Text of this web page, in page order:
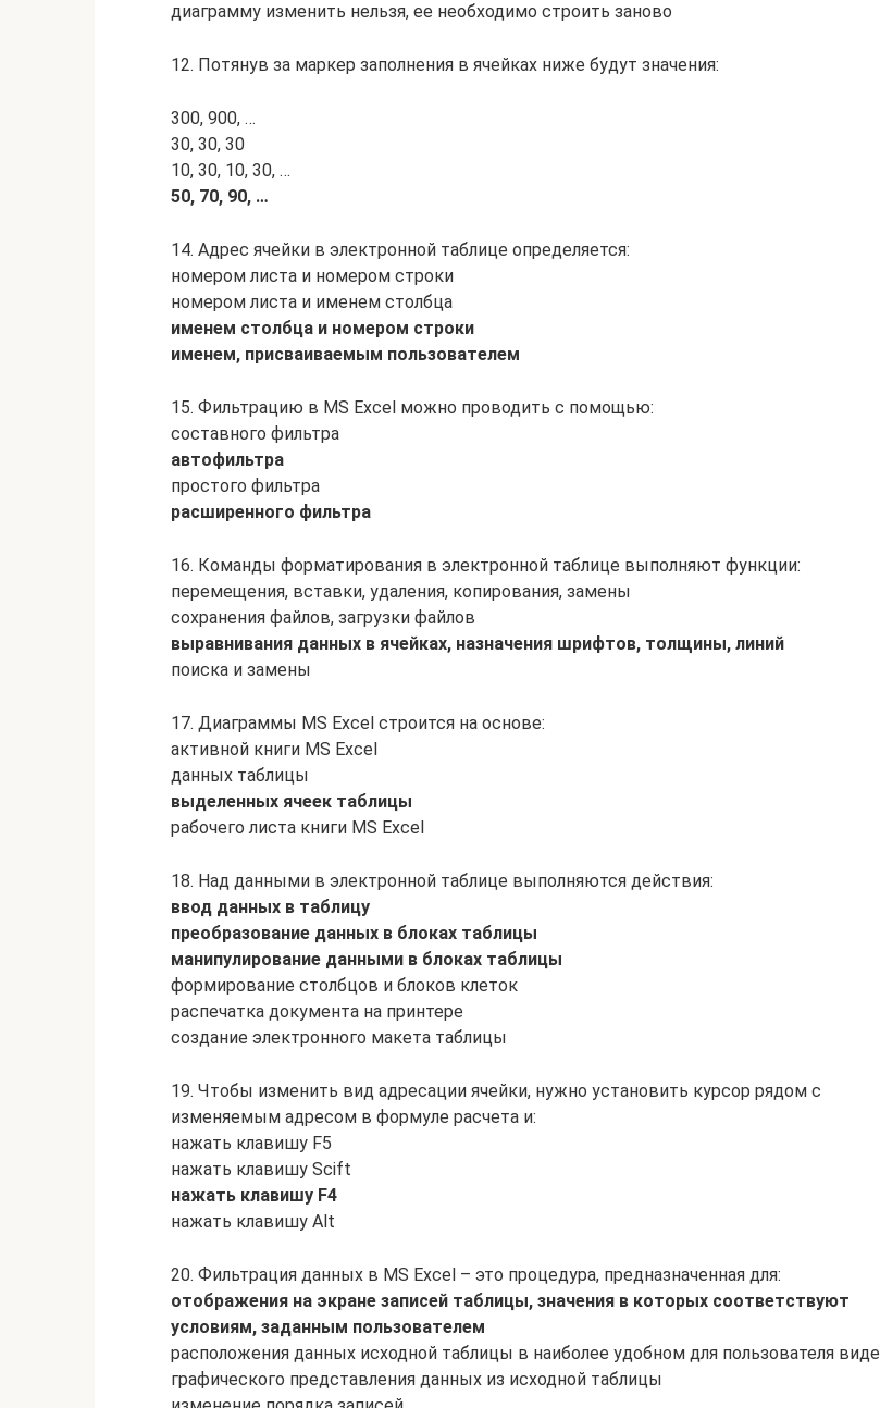
диаграмму изменить нельзя, ее необходимо строить заново
12. Потянув за маркер заполнения в ячейках ниже будут значения:
300, 900, …
30, 30, 30
10, 30, 10, 30, …
50, 70, 90, …
14. Адрес ячейки в электронной таблице определяется:
номером листа и номером строки
номером листа и именем столбца
именем столбца и номером строки
именем, присваиваемым пользователем
15. Фильтрацию в MS Excel можно проводить с помощью:
составного фильтра
автофильтра
простого фильтра
расширенного фильтра
16. Команды форматирования в электронной таблице выполняют функции:
перемещения, вставки, удаления, копирования, замены
сохранения файлов, загрузки файлов
выравнивания данных в ячейках, назначения шрифтов, толщины, линий
поиска и замены
17. Диаграммы MS Excel строится на основе:
активной книги MS Excel
данных таблицы
выделенных ячеек таблицы
рабочего листа книги MS Excel
18. Над данными в электронной таблице выполняются действия:
ввод данных в таблицу
преобразование данных в блоках таблицы
манипулирование данными в блоках таблицы
формирование столбцов и блоков клеток
распечатка документа на принтере
создание электронного макета таблицы
19. Чтобы изменить вид адресации ячейки, нужно установить курсор рядом с
изменяемым адресом в формуле расчета и:
нажать клавишу F5
нажать клавишу Scift
нажать клавишу F4
нажать клавишу Alt
20. Фильтрация данных в MS Excel – это процедура, предназначенная для:
отображения на экране записей таблицы, значения в которых соответствуют
условиям, заданным пользователем
расположения данных исходной таблицы в наиболее удобном для пользователя виде
графического представления данных из исходной таблицы